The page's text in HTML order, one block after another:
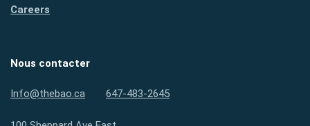
Careers
Nous contacter
Info@thebao.ca 647-483-2645